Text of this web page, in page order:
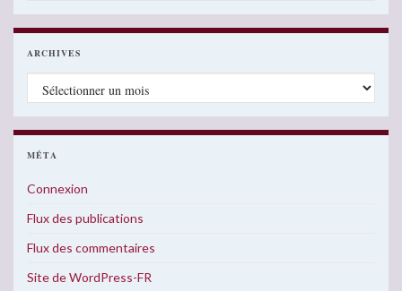
ARCHIVES
Archives
MÉTA
Connexion
Flux des publications
Flux des commentaires
Site de WordPress-FR